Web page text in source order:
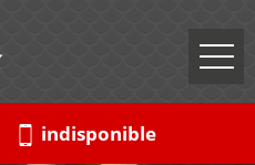
indisponible